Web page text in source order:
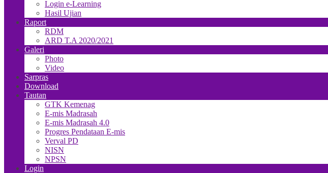
Login e-Learning
Hasil Ujian
Raport
RDM
ARD T.A 2020/2021
Galeri
Photo
Video
Sarpras
Download
Tautan
GTK Kemenag
E-mis Madrasah
E-mis Madrasah 4.0
Progres Pendataan E-mis
Verval PD
NISN
NPSN
Login